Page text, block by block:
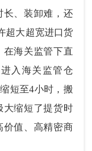
长、装卸难，还
超大超宽进口货
在海关监管下直
入海关监管仓
短至4小时，搬
大缩短了提货时
价值、高精密商